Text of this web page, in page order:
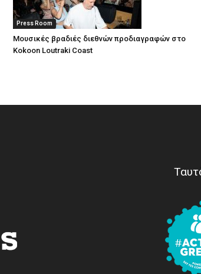
Press Room
Μουσικές βραδιές διεθνών προδιαγραφών στο
Kokoon Loutraki Coast